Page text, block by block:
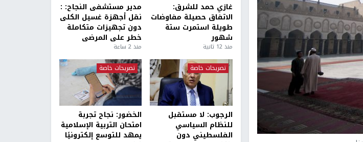
غازي حمد للشرق:
الاتفاق حصيلة مفاوضات
طويلة استمرت ستة
شهور
منذ 12 ثانية
مدير مستشفى النجاح: :
نقل أجهزة غسيل الكلى
دون تجهيزات متكاملة
خطر على المرضى
منذ 2 ساعة
تصريحات خاصة
الرجوب: لا مستقبل
للنظام السياسي
الفلسطيني دون
تصريحات خاصة
الخضور: نجاح تجربة
امتحان التربية الإسلامية
يمهد للتوسع إلكترونيًا